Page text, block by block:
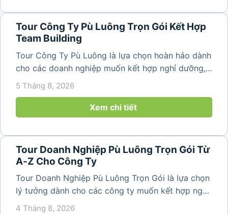
Tour Công Ty Pù Luông Trọn Gói Kết Hợp
Team Building
Tour Công Ty Pù Luông là lựa chọn hoàn hảo dành
cho các doanh nghiệp muốn kết hợp nghỉ dưỡng,
team building và gắn kết tập thể trong không gian
thiên nhiên trong lành. Chỉ cách Hà Nội và Thanh
Hóa vài giờ di chuyển,...
5 Tháng 8, 2026
Xem chi tiết
Tour Doanh Nghiệp Pù Luông Trọn Gói Từ
A-Z Cho Công Ty
Tour Doanh Nghiệp Pù Luông Trọn Gói là lựa chọn
lý tưởng dành cho các công ty muốn kết hợp nghỉ
dưỡng, gắn kết đội ngũ và tái tạo năng lượng sau
4 Tháng 8, 2026